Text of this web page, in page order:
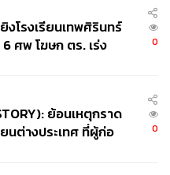
งโรงเรียนเทพศิรินทร์
ศพ โฆษก ตร. เร่ง
0
ย้อนเหตุกราด
ยนต่างประเทศ ที่ผู้ก่อ
0